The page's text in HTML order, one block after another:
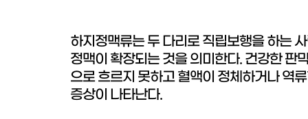
하지정맥류는 두 다리로 직립보행을 하는
정맥이 확장되는 것을 의미한다. 건강한 판
으로 흐르지 못하고 혈액이 정체하거나 역
증상이 나타난다.